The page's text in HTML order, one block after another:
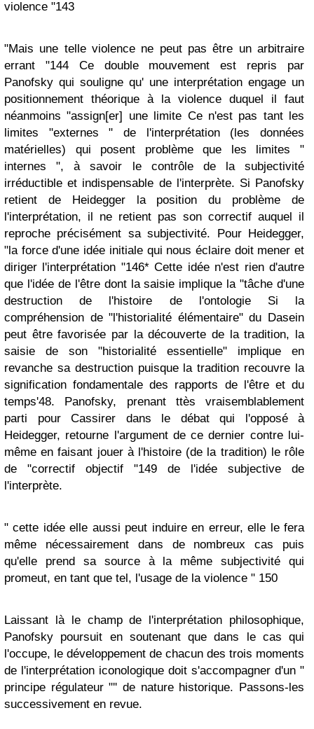
violence "143
"Mais une telle violence ne peut pas être un arbitraire
errant "144 Ce double mouvement est repris par
Panofsky qui souligne qu' une interprétation engage un
positionnement théorique à la violence duquel il faut
néanmoins "assign[er] une limite Ce n'est pas tant les
limites "externes " de l'interprétation (les données
matérielles) qui posent problème que les limites "
internes ", à savoir le contrôle de la subjectivité
irréductible et indispensable de l'interprète. Si Panofsky
retient de Heidegger la position du problème de
l'interprétation, il ne retient pas son correctif auquel il
reproche précisément sa subjectivité. Pour Heidegger,
"la force d'une idée initiale qui nous éclaire doit mener et
diriger l'interprétation "146* Cette idée n'est rien d'autre
que l'idée de l'être dont la saisie implique la "tâche d'une
destruction de l'histoire de l'ontologie Si la
compréhension de "l'historialité élémentaire" du Dasein
peut être favorisée par la découverte de la tradition, la
saisie de son "historialité essentielle" implique en
revanche sa destruction puisque la tradition recouvre la
signification fondamentale des rapports de l'être et du
temps'48. Panofsky, prenant ttès vraisemblablement
parti pour Cassirer dans le débat qui l'opposé à
Heidegger, retourne l'argument de ce dernier contre lui-
même en faisant jouer à l'histoire (de la tradition) le rôle
de "correctif objectif "149 de l'idée subjective de
l'interprète.
" cette idée elle aussi peut induire en erreur, elle le fera
même nécessairement dans de nombreux cas puis
qu'elle prend sa source à la même subjectivité qui
promeut, en tant que tel, l'usage de la violence " 150
Laissant là le champ de l'interprétation philosophique,
Panofsky poursuit en soutenant que dans le cas qui
l'occupe, le développement de chacun des trois moments
de l'interprétation iconologique doit s'accompagner d'un "
principe régulateur "'' de nature historique. Passons-les
successivement en revue.